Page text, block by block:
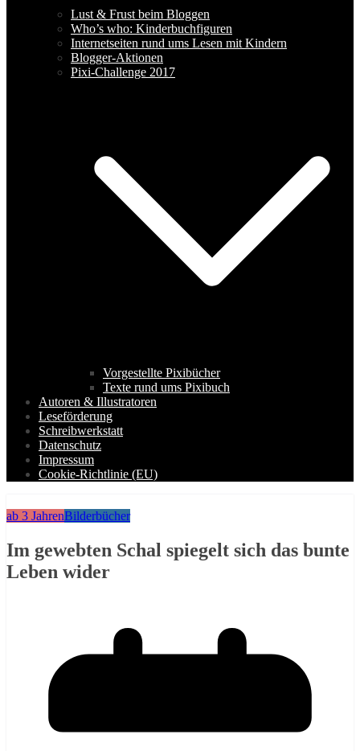
Lust & Frust beim Bloggen
Who’s who: Kinderbuchfiguren
Internetseiten rund ums Lesen mit Kindern
Blogger-Aktionen
Pixi-Challenge 2017
Vorgestellte Pixibücher
Texte rund ums Pixibuch
Autoren & Illustratoren
Leseförderung
Schreibwerkstatt
Datenschutz
Impressum
Cookie-Richtlinie (EU)
ab 3 JahrenBilderbücher
Im gewebten Schal spiegelt sich das bunte
Leben wider